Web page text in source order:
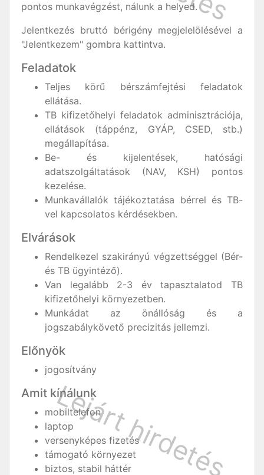
pontos munkavégzést, nálunk a helyed.
Jelentkezés bruttó bérigény megjelelölésével a
"Jelentkezem" gombra kattintva.
Feladatok
Teljes körű bérszámfejtési feladatok
ellátása.
TB kifizetőhelyi feladatok adminisztrációja,
ellátások (táppénz, GYÁP, CSED, stb.)
megállapítása.
Be- és kijelentések, hatósági
adatszolgáltatások (NAV, KSH) pontos
kezelése.
Munkavállalók tájékoztatása bérrel és TB-
vel kapcsolatos kérdésekben.
Elvárások
Rendelkezel szakirányú végzettséggel (Bér-
és TB ügyintéző).
Van legalább 2-3 év tapasztalatod TB
kifizetőhelyi környezetben.
Munkádat az önállóság és a
jogszabálykövető precizitás jellemzi.
Előnyök
jogosítvány
Amit kínálunk
mobiltelefon
laptop
versenyképes fizetés
támogató környezet
biztos, stabil háttér